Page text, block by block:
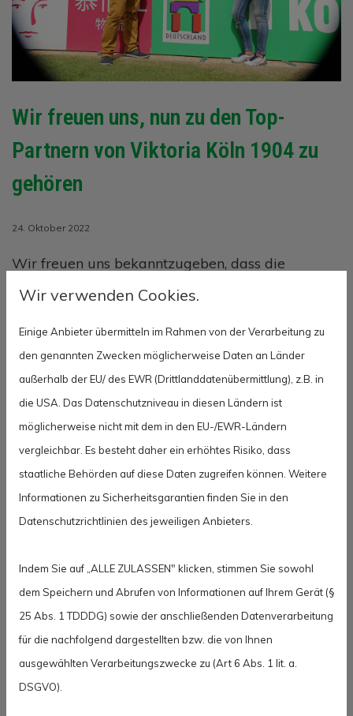
Wir freuen uns, nun zu den Top-
Partnern von Viktoria Köln 1904 zu
gehören
24. Oktober 2022
Wir freuen uns bekanntzugeben, dass die
Wohnungsbaugenossenschaft Köln jetzt offizieller
1904 ist.
Damit blicken wir einer für beide Seiten
erfüllenden Partnerschaft entgegen. Die WBG
Köln wird ab sofort mit einem offiziellen Köln-
Logo bei den Pressekonferenzen vertreten sein.
Zugleich wird unsere Werbung mit einer halben
Seite in der Stadionzeitung geschaltet sein. Von
Spieltag zu Spieltag wird hier im Wechsel unsere
der wir auch die Werte-Verbundenheit zu
Viktoria Köln 1904 ausdrücken.
Darüber hinaus umfasst unsere Partnerschaft
auch eine Bandenwerbung neben dem Tor und
einen neu entwickelten Werbespot, der vor jedem
Wir verwenden Cookies.
Einige Anbieter übermitteln im Rahmen von der Verarbeitung zu
den genannten Zwecken möglicherweise Daten an Länder
außerhalb der EU/ des EWR (Drittlanddatenübermittlung), z.B. in
die USA. Das Datenschutzniveau in diesen Ländern ist
möglicherweise nicht mit dem in den EU-/EWR-Ländern
vergleichbar. Es besteht daher ein erhöhtes Risiko, dass
staatliche Behörden auf diese Daten zugreifen können. Weitere
Informationen zu Sicherheitsgarantien finden Sie in den
Datenschutzrichtlinien des jeweiligen Anbieters.
Indem Sie auf „ALLE ZULASSEN" klicken, stimmen Sie sowohl
dem Speichern und Abrufen von Informationen auf Ihrem Gerät (§
25 Abs. 1 TDDDG) sowie der anschließenden Datenverarbeitung
für die nachfolgend dargestellten bzw. die von Ihnen
ausgewählten Verarbeitungszwecke zu (Art 6 Abs. 1 lit. a.
DSGVO).